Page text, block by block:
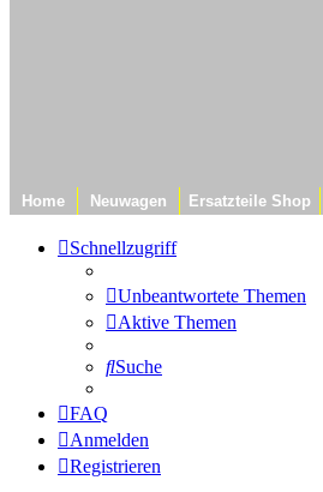
Home Neuwagen Ersatzteile Shop
Schnellzugriff
Unbeantwortete Themen
Aktive Themen
Suche
FAQ
Anmelden
Registrieren